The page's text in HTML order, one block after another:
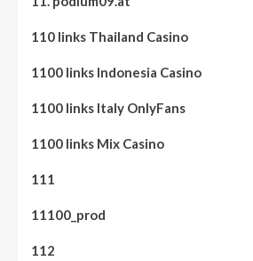
110 links Thailand Casino
1100 links Indonesia Casino
1100 links Italy OnlyFans
1100 links Mix Casino
111
11100_prod
112